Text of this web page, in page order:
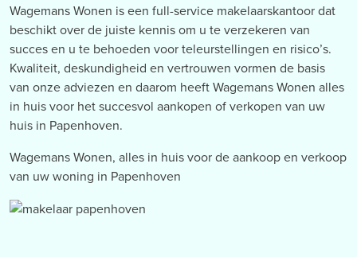
Wagemans Wonen is een full-service makelaarskantoor dat
beschikt over de juiste kennis om u te verzekeren van
succes en u te behoeden voor teleurstellingen en risico’s.
Kwaliteit, deskundigheid en vertrouwen vormen de basis
van onze adviezen en daarom heeft Wagemans Wonen alles
in huis voor het succesvol aankopen of verkopen van uw
huis in Papenhoven.
Wagemans Wonen, alles in huis voor de aankoop en verkoop
van uw woning in Papenhoven